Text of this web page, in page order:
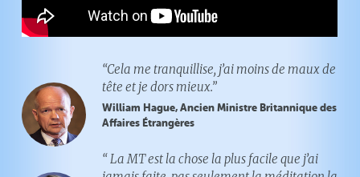
“Cela me tranquillise, j’ai moins de maux de
tête et je dors mieux.”
William Hague, Ancien Ministre Britannique des
Affaires Étrangères
“ La MT est la chose la plus facile que j’ai